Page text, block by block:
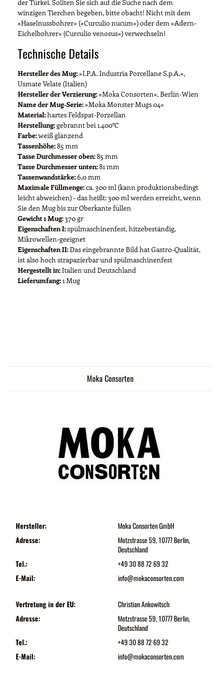
der Türkei. Sollten Sie sich auf die Suche nach dem
winzigen Tierchen begeben, bitte obacht! Nicht mit dem
»Haselnussbohrer« (»Curculio nucum«) oder dem »Adern-
Eichelbohrer« (Curculio venosus«) verwechseln!
Technische Details
Hersteller des Mug:»I.P.A. Industria Porcellane S.p.A.«,
Usmate Velate (Italien)
Hersteller der Verzierung:»Moka Consorten«, Berlin-Wien
Name der Mug-Serie:»Moka Monster Mugs 04«
Material:hartes Feldspat-Porzellan
Herstellung:gebrannt bei 1.400°C
Farbe:weiß glänzend
Tassenhöhe:85 mm
Tasse Durchmesser oben:85 mm
Tasse Durchmesser unten:81 mm
Tassenwandstärke:6,0 mm
Maximale Füllmenge:ca. 300 ml (kann produktionsbedingt
leicht abweichen) - das heißt: 300 ml werden erreicht, wenn
Sie den Mug bis zur Oberkante füllen
Gewicht 1 Mug:370 gr
Eigenschaften I:spülmaschinenfest, hitzebeständig,
Mikrowellen-geeignet
Eigenschaften II:Das eingebrannte Bild hat Gastro-Qualität,
ist also hoch strapazierbar und spülmaschinenfest
Hergestellt in:Italien und Deutschland
Lieferumfang:1 Mug
Moka Consorten
Hersteller:
Moka Consorten GmbH
Adresse:
Motzstrasse 59, 10777 Berlin,
Deutschland
Tel.:
+49 30 88 72 69 32
E-Mail:
info@mokaconsorten.com
Vertretung in der EU:
Christian Ankowitsch
Adresse:
Motzstrasse 59, 10777 Berlin,
Deutschland
Tel.:
+49 30 88 72 69 32
E-Mail:
info@mokaconsorten.com